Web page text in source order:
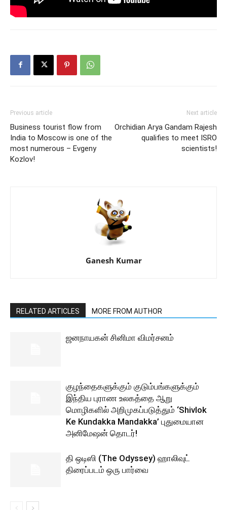
Previous article
Business tourist flow from
India to Moscow is one of the
most numerous – Evgeny
Kozlov!
Next article
Orchidian Arya Gandam Rajesh
qualifies to meet ISRO
scientists!
Ganesh Kumar
RELATED ARTICLES MORE FROM AUTHOR
ஜனநாயகன் சினிமா விமர்சனம்
குழந்தைகளுக்கும் குடும்பங்களுக்கும்
இந்திய புராண உலகத்தை ஆறு
மொழிகளில் அறிமுகப்படுத்தும் ‘Shivlok
Ke Kundakka Mandakka’ புதுமையான
அனிமேஷன் தொடர்!
தி ஒடிஸி (The Odyssey) ஹாலிவுட்
திரைப்படம் ஒரு பார்வை